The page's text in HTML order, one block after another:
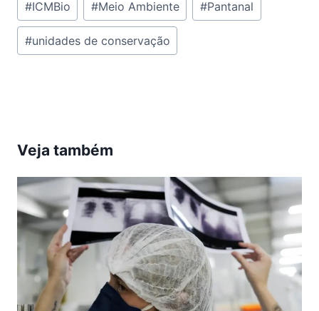
do
Post:
#ICMBio #Meio Ambiente #Pantanal
#unidades de conservação
Veja também